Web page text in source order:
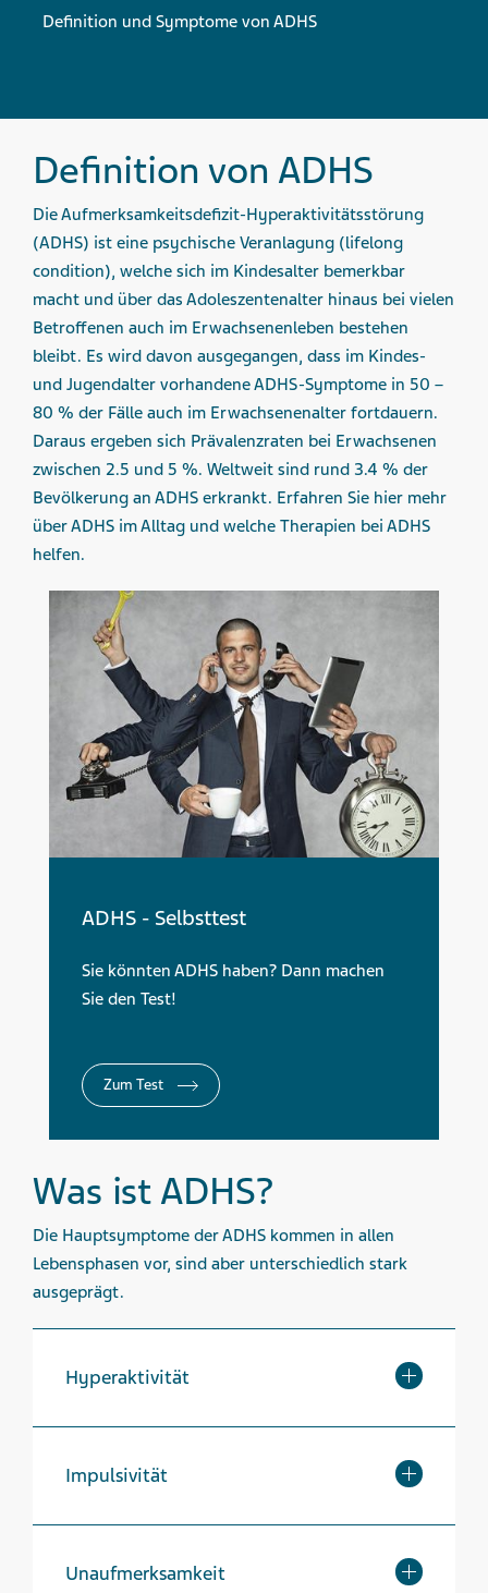
Definition und Symptome von ADHS
Definition von ADHS
Die Aufmerksamkeitsdefizit-Hyperaktivitätsstörung
(ADHS) ist eine psychische Veranlagung (lifelong
condition), welche sich im Kindesalter bemerkbar
macht und über das Adoleszentenalter hinaus bei vielen
Betroffenen auch im Erwachsenenleben bestehen
bleibt. Es wird davon ausgegangen, dass im Kindes-
und Jugendalter vorhandene ADHS-Symptome in 50 –
80 % der Fälle auch im Erwachsenenalter fortdauern.
Daraus ergeben sich Prävalenzraten bei Erwachsenen
zwischen 2.5 und 5 %. Weltweit sind rund 3.4 % der
Bevölkerung an ADHS erkrankt. Erfahren Sie hier mehr
über ADHS im Alltag und welche Therapien bei ADHS
helfen.
ADHS - Selbsttest
Sie könnten ADHS haben? Dann machen
Sie den Test!
Zum Test
Was ist ADHS?
Die Hauptsymptome der ADHS kommen in allen
Lebensphasen vor, sind aber unterschiedlich stark
ausgeprägt.
Hyperaktivität
Impulsivität
Unaufmerksamkeit